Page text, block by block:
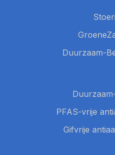
Duurzaam-
PFAS-vrije
Gifvrije